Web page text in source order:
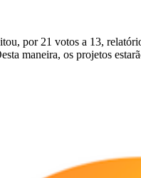
por 21 votos a 13,
maneira, os projetos